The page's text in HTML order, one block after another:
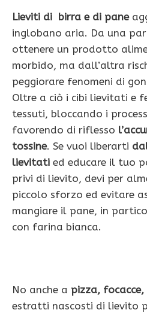
Lieviti di birra e di pane
inglobano aria. Da una
ottenere un prodotto
morbido, ma dall’altra
peggiorare fenomeni di
Oltre a ciò i cibi lievitati e
tessuti, bloccando i
favorendo di riflesso
tossine. Se vuoi liberarti
lievitati ed educare il tuo
privi di lievito, devi per
piccolo sforzo ed evitare
mangiare il pane, in
con farina bianca.
No an­che a pizza,
estratti nascosti di lievito